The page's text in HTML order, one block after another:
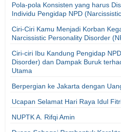
Pola-pola Konsisten yang harus
Individu Pengidap NPD
Ciri-Ciri Kamu Menjadi Korban
Narcissistic Personality Disorder
Ciri-ciri Ibu Kandung Pengidap
Disorder) dan Dampak Buruk
Utama
Berpergian ke Jakarta dengan
Ucapan Selamat Hari Raya Idul
NUPTK A. Rifqi Amin